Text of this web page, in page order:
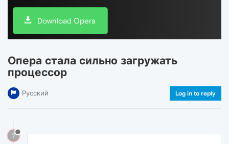
Download Opera
Опера стала сильно загружать
процессор
Русский Log in to reply
?